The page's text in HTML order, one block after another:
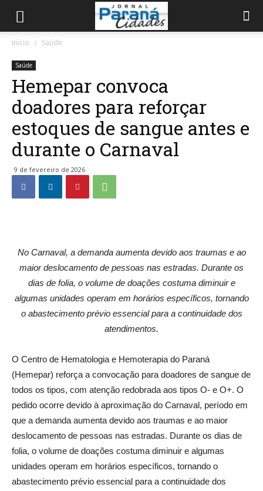
Início Saúde
Saúde
Hemepar convoca
doadores para reforçar
estoques de sangue antes e
durante o Carnaval
9 de fevereiro de 2026
No Carnaval, a demanda aumenta devido aos traumas e ao
maior deslocamento de pessoas nas estradas. Durante os
dias de folia, o volume de doações costuma diminuir e
algumas unidades operam em horários específicos, tornando
o abastecimento prévio essencial para a continuidade dos
atendimentos.
O Centro de Hematologia e Hemoterapia do Paraná
(Hemepar) reforça a convocação para doadores de sangue de
todos os tipos, com atenção redobrada aos tipos O- e O+. O
pedido ocorre devido à aproximação do Carnaval, período em
que a demanda aumenta devido aos traumas e ao maior
deslocamento de pessoas nas estradas. Durante os dias de
folia, o volume de doações costuma diminuir e algumas
unidades operam em horários específicos, tornando o
abastecimento prévio essencial para a continuidade dos